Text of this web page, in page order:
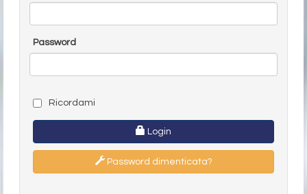
Password
Ricordami
Login
Password dimenticata?